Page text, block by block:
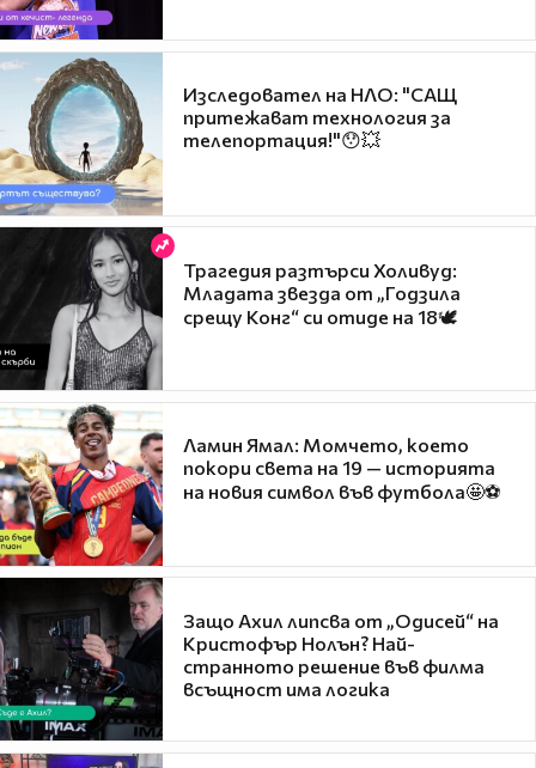
Изследовател на НЛО: "САЩ
притежават технология за
телепортация!"😯💥
Трагедия разтърси Холивуд:
Младата звезда от „Годзила
срещу Конг“ си отиде на 18🕊️
Ламин Ямал: Момчето, което
покори света на 19 — историята
на новия символ във футбола🤩⚽
Защо Ахил липсва от „Одисей“ на
Кристофър Нолън? Най-
странното решение във филма
всъщност има логика